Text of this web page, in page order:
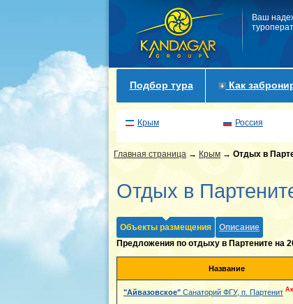
Ваш
Подбор тура Как
Крым Россия
Главная страница → Крым → Отдых в
Отдых в
Объекты размещения
Описание
Предложения по отдыху в Партените на
Название
"Айвазовское" Санаторий ФГУ, п. Партенит